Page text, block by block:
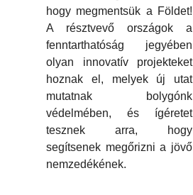
hogy megmentsük a Földet!
A résztvevő országok a
fenntarthatóság jegyében
olyan innovatív projekteket
hoznak el, melyek új utat
mutatnak bolygónk
védelmében, és ígéretet
tesznek arra, hogy
segítsenek megőrizni a jövő
nemzedékének.